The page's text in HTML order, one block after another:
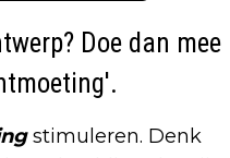
Doe dan mee
stimuleren. Denk